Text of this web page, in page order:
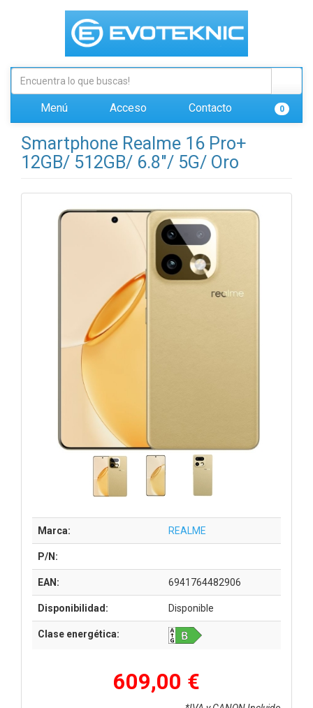
Menú Acceso Contacto 0
Smartphone Realme 16 Pro+
12GB/ 512GB/ 6.8"/ 5G/ Oro
Marca: REALME
P/N:
EAN: 6941764482906
Disponibilidad: Disponible
Clase energética:
609,00 €